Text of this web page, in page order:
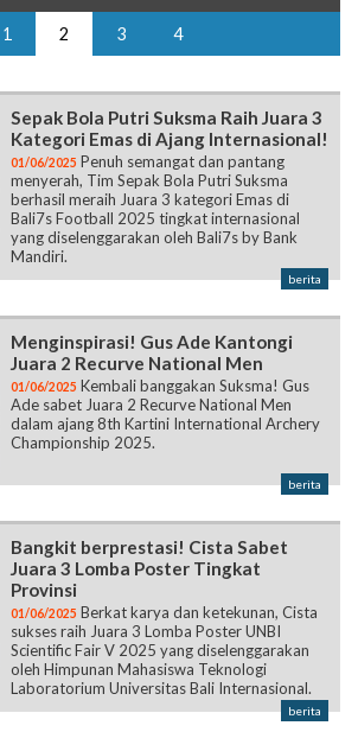
1 2 3 4
Sepak Bola Putri Suksma Raih Juara 3
Kategori Emas di Ajang Internasional!
01/06/2025 Penuh semangat dan pantang
menyerah, Tim Sepak Bola Putri Suksma
berhasil meraih Juara 3 kategori Emas di
Bali7s Football 2025 tingkat internasional
yang diselenggarakan oleh Bali7s by Bank
Mandiri.
berita
Menginspirasi! Gus Ade Kantongi
Juara 2 Recurve National Men
01/06/2025 Kembali banggakan Suksma! Gus
Ade sabet Juara 2 Recurve National Men
dalam ajang 8th Kartini International Archery
Championship 2025.
berita
Bangkit berprestasi! Cista Sabet
Juara 3 Lomba Poster Tingkat
Provinsi
01/06/2025 Berkat karya dan ketekunan, Cista
sukses raih Juara 3 Lomba Poster UNBI
Scientific Fair V 2025 yang diselenggarakan
oleh Himpunan Mahasiswa Teknologi
Laboratorium Universitas Bali Internasional.
berita